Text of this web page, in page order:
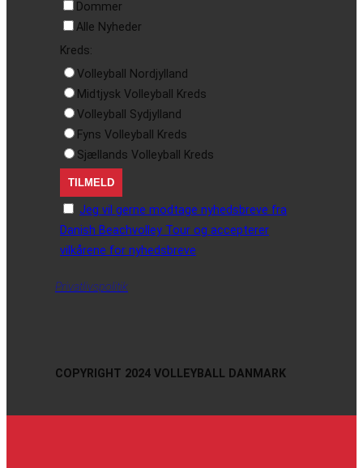
Dommer
Alle Nyheder
Kreds:
Volleyball Nordjylland
Midtjysk Volleyball Kreds
Volleyball Sydjylland
Fyns Volleyball Kreds
Sjællands Volleyball Kreds
Jeg vil gerne modtage nyhedsbreve fra
Danish Beachvolley Tour og accepterer
vilkårene for nyhedsbreve
Privatlivspolitik
COPYRIGHT 2024 VOLLEYBALL DANMARK